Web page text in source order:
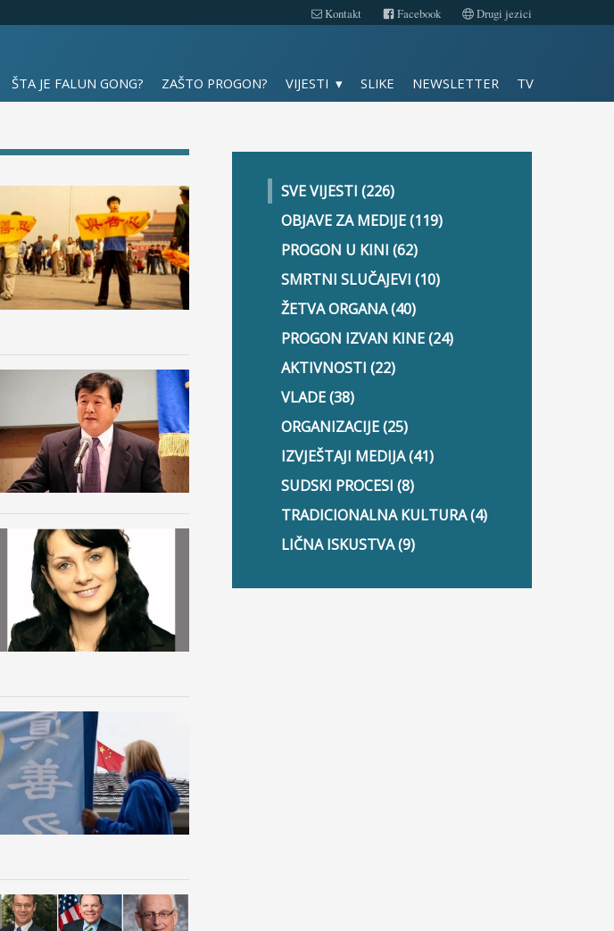
Kontakt Facebook Drugi jezici
ŠTA JE FALUN GONG? ZAŠTO PROGON? VIJESTI SLIKE NEWSLETTER TV
Slike
Facebook
Drugi jezici
SVE VIJESTI (226)
OBJAVE ZA MEDIJE (119)
PROGON U KINI (62)
SMRTNI SLUČAJEVI (10)
ŽETVA ORGANA (40)
PROGON IZVAN KINE (24)
AKTIVNOSTI (22)
VLADE (38)
ORGANIZACIJE (25)
IZVJEŠTAJI MEDIJA (41)
SUDSKI PROCESI (8)
TRADICIONALNA KULTURA (4)
LIČNA ISKUSTVA (9)